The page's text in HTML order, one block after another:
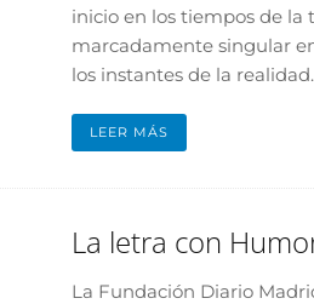
inicio en los tiempos de la
marcadamente singular
los instantes de la realidad.
LEER MÁS
La letra con
La Fundación Diario